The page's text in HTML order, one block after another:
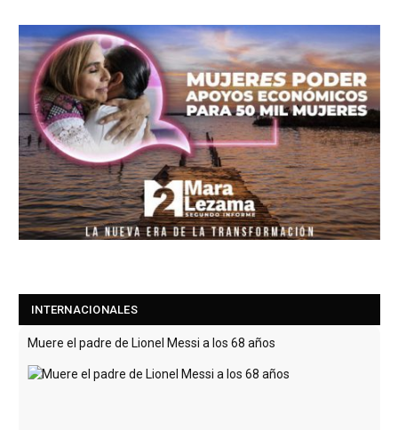
INTERNACIONALES
Muere el padre de Lionel Messi a los 68 años